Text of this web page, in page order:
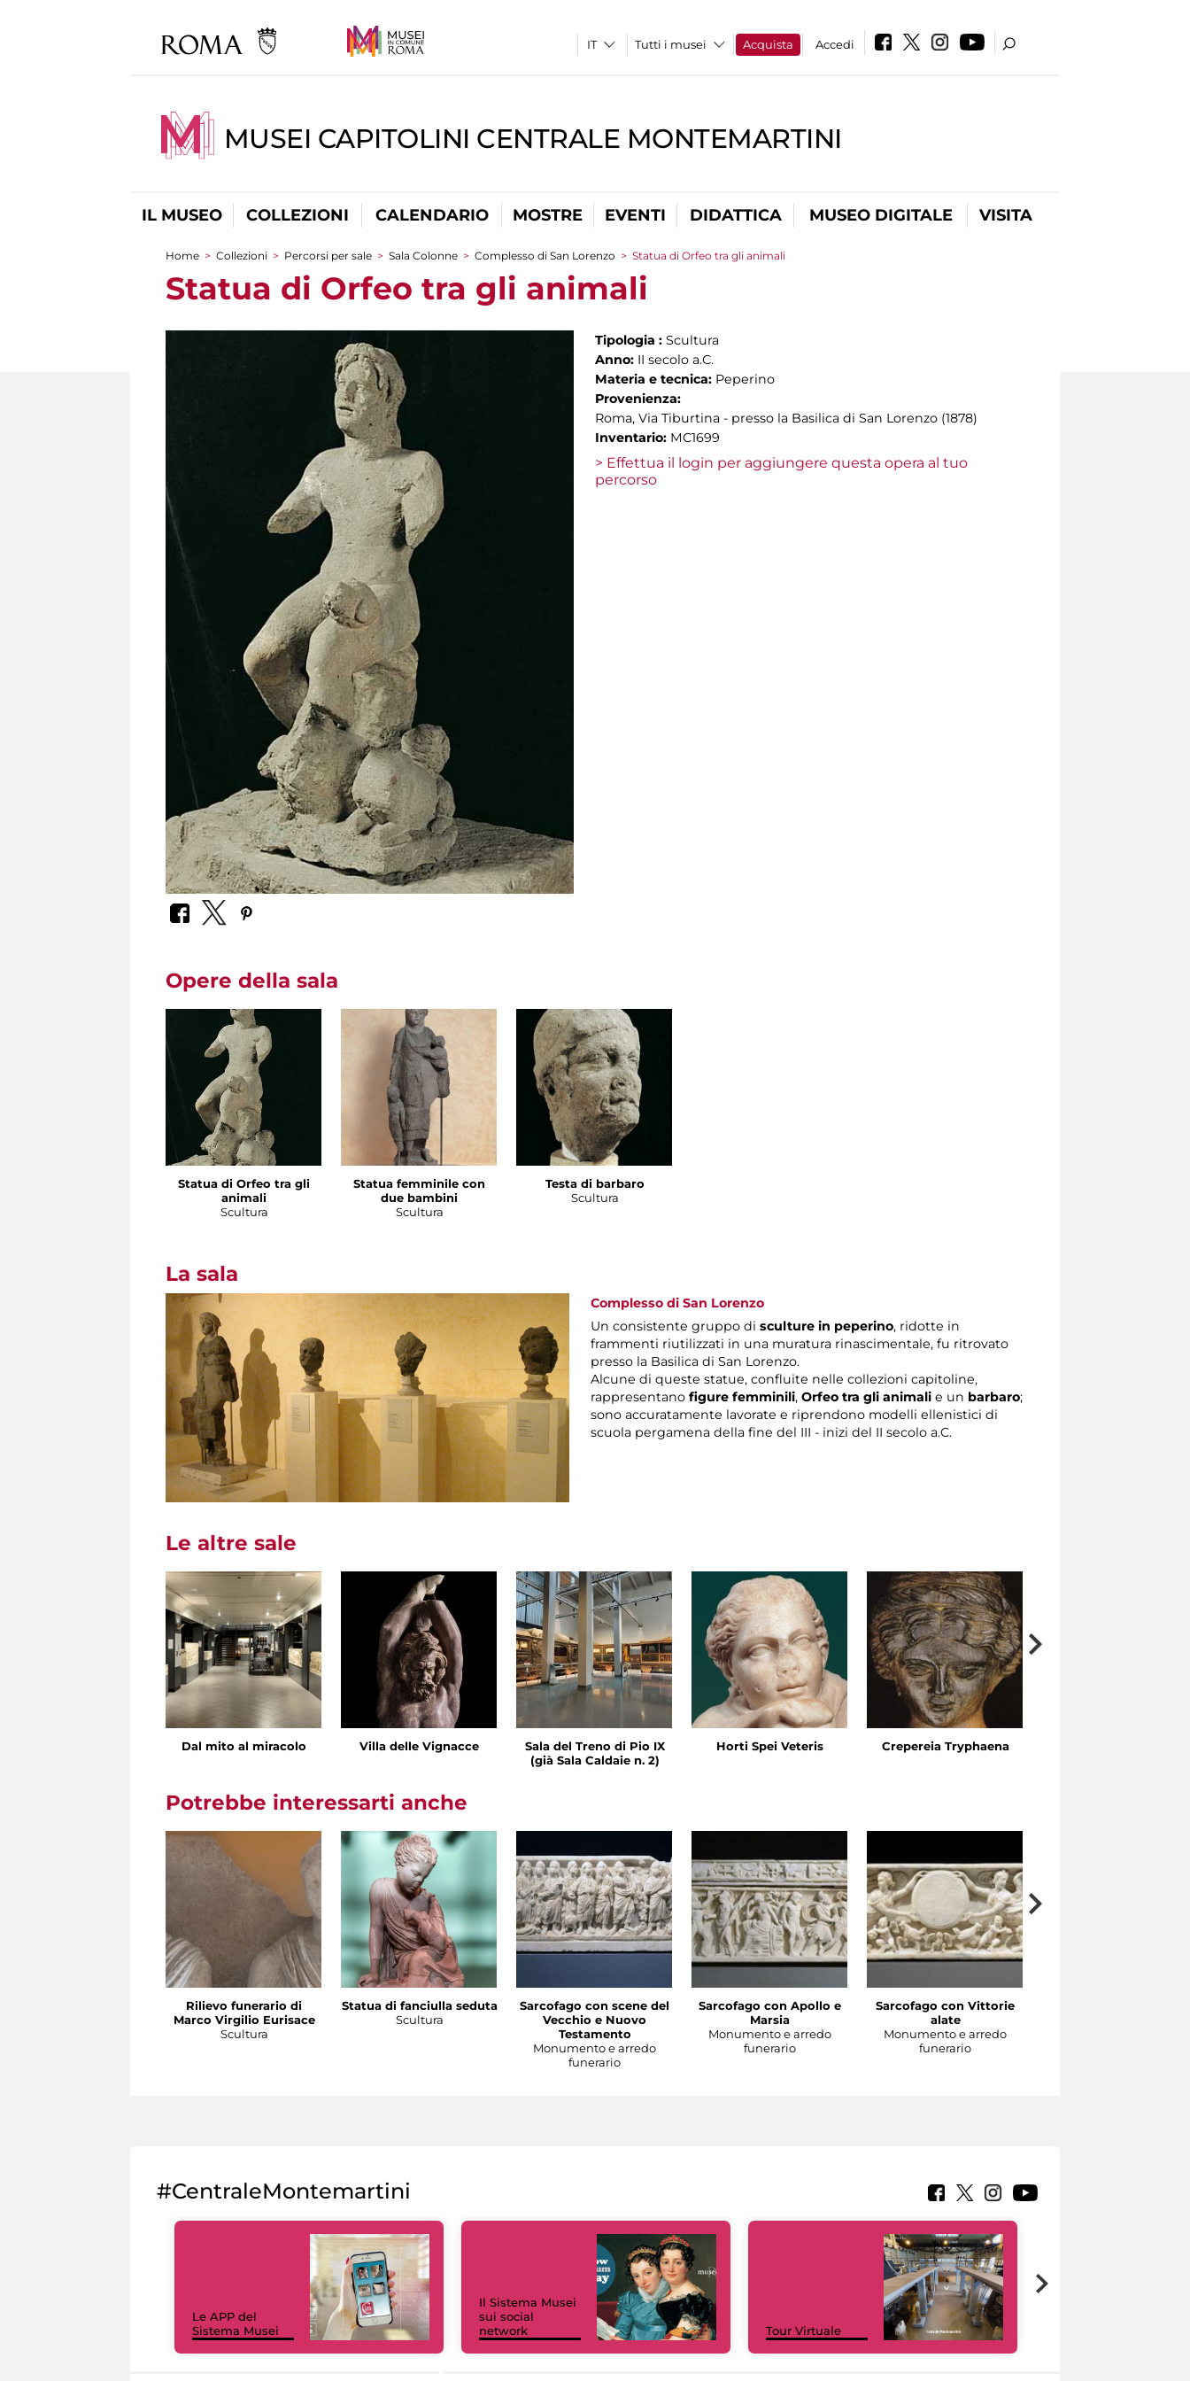
Tutti i musei Acquista Accedi
MUSEI CAPITOLINI CENTRALE MONTEMARTINI
IL MUSEO COLLEZIONI CALENDARIO MOSTRE EVENTI DIDATTICA MUSEO DIGITALE VISITA
Tu sei qui
Home > Collezioni > Percorsi per sale > Sala Colonne > Complesso di San Lorenzo > Statua di Orfeo tra gli animali
Statua di Orfeo tra gli animali
Tipologia : Scultura
Anno: II secolo a.C.
Materia e tecnica: Peperino
Provenienza:
Roma, Via Tiburtina - presso la Basilica di San Lorenzo (1878)
Inventario: MC1699
> Effettua il login per aggiungere questa opera al tuo
percorso
Opere della sala
Statua di Orfeo tra gli
animali
Scultura
Statua femminile con
due bambini
Scultura
Testa di barbaro
Scultura
La sala
Complesso di San Lorenzo
Un consistente gruppo disculture in peperino, ridotte in
frammenti riutilizzati in una muratura rinascimentale, fu ritrovato
presso la Basilica di San Lorenzo.
Alcune di queste statue, confluite nelle collezioni capitoline,
rappresentanofigure femminili,Orfeo tra gli animali e un barbaro;
sono accuratamente lavorate e riprendono modelli ellenistici di
scuola pergamena della fine del III - inizi del II secolo a.C.
Le altre sale
Dal mito al miracolo Villa delle Vignacce
Sala del Treno di Pio IX
(già Sala Caldaie n. 2)
Horti Spei Veteris Crepereia Tryphaena
Potrebbe interessarti anche
Rilievo funerario di
Marco Virgilio Eurisace
Scultura
Statua di fanciulla seduta
Scultura
Sarcofago con scene del
Vecchio e Nuovo
Testamento
Monumento e arredo
funerario
Sarcofago con Apollo e
Marsia
Monumento e arredo
funerario
Sarcofago con Vittorie
alate
Monumento e arredo
funerario
#CentraleMontemartini
Le APP del
Sistema Musei
Il Sistema Musei
sui social
network
Tour Virtuale